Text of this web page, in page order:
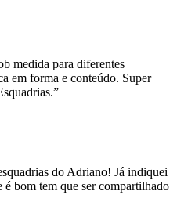
Super
indiquei